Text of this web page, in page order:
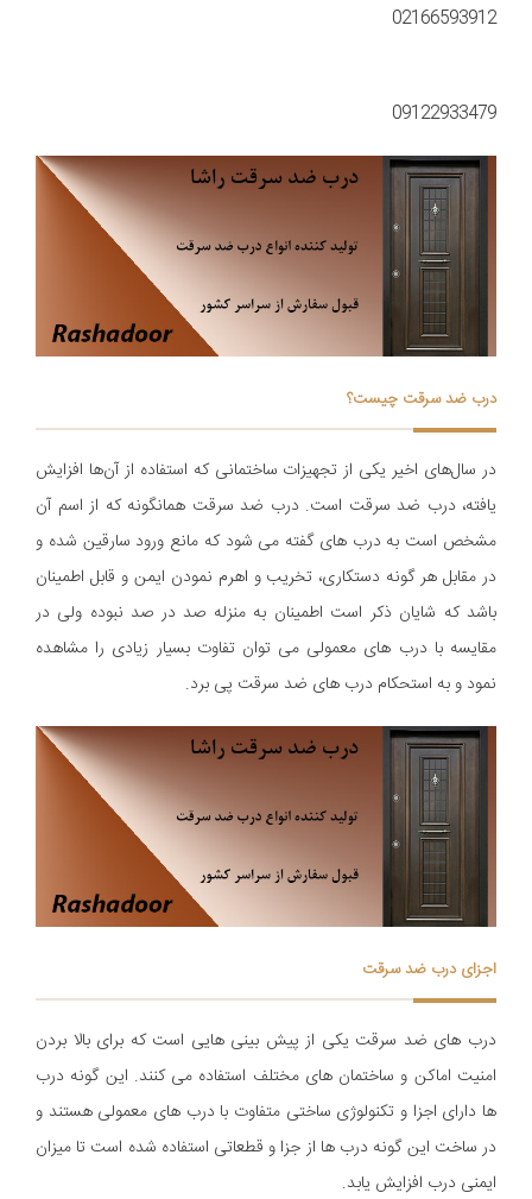
02166593912
09122933479
درب ضد سرقت چیست؟
در سال‌های اخیر یکی از تجهیزات ساختمانی که استفاده از آن‌ها افزایش
یافته، درب ضد سرقت است. درب ضد سرقت همانگونه که از اسم آن
مشخص است به درب های گفته می شود که مانع ورود سارقین شده و
در مقابل هر گونه دستکاری، تخریب و اهرم نمودن ایمن و قابل اطمینان
باشد که شایان ذکر است اطمینان به منزله صد در صد نبوده ولی در
مقایسه با درب های معمولی می توان تفاوت بسیار زیادی را مشاهده
نمود و به استحکام درب های ضد سرقت پی برد.
اجزای درب ضد سرقت
درب های ضد سرقت یکی از پیش بینی هایی است که برای بالا بردن
امنیت اماکن و ساختمان های مختلف استفاده می کنند. این گونه درب
ها دارای اجزا و تکنولوژی ساختی متفاوت با درب های معمولی هستند و
در ساخت این گونه درب ها از جزا و قطعاتی استفاده شده است تا میزان
ایمنی درب افزایش یابد.